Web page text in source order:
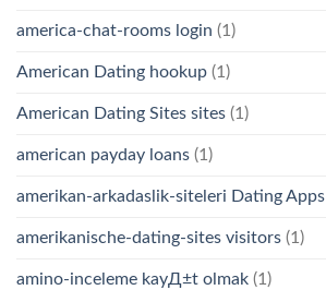
america-chat-rooms login (1)
American Dating hookup (1)
American Dating Sites sites (1)
american payday loans (1)
amerikan-arkadaslik-siteleri Dating Apps
amerikanische-dating-sites visitors (1)
amino-inceleme kayД±t olmak (1)